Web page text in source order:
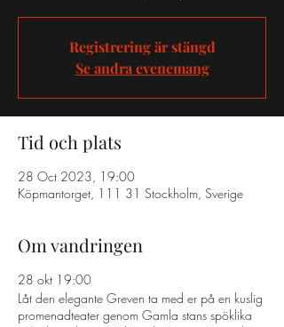
Registrering är stängd
Se andra evenemang
Tid och plats
28 Oct 2023, 19:00
Köpmantorget, 111 31 Stockholm, Sverige
Om vandringen
28 okt 19:00
Låt den elegante Greven ta med er på en kuslig
promenadteater genom Gamla stans spöklika